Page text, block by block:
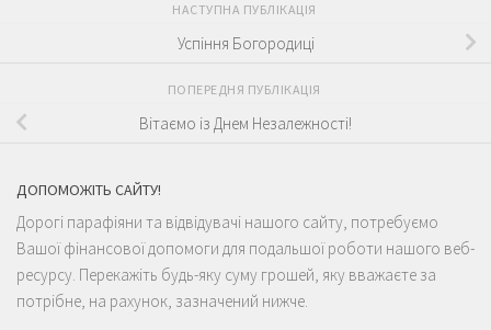
НАСТУПНА ПУБЛІКАЦІЯ
Успіння Богородиці
ПОПЕРЕДНЯ ПУБЛІКАЦІЯ
Вітаємо із Днем Незалежності!
ДОПОМОЖІТЬ САЙТУ!
Дорогі парафіяни та відвідувачі нашого сайту, потребуємо
Вашої фінансової допомоги для подальшої роботи нашого веб-
ресурсу. Перекажіть будь-яку суму грошей, яку вважаєте за
потрібне, на рахунок, зазначений нижче.